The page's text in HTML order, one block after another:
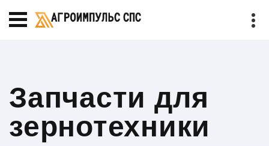
Запчасти для
зернотехники